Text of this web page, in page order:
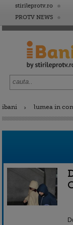
stirileprotv.ro
PROTV NEWS
ibani lumea in